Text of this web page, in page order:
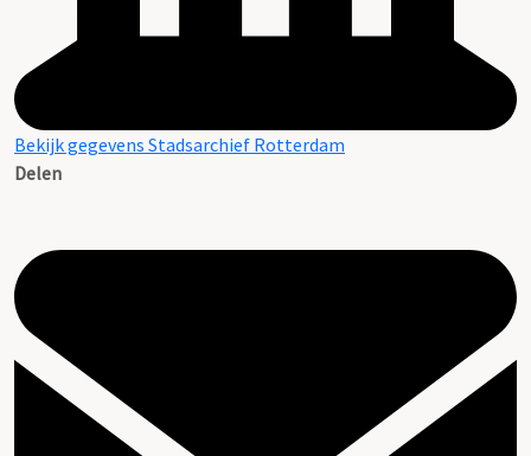
Bekijk gegevens Stadsarchief Rotterdam
Delen